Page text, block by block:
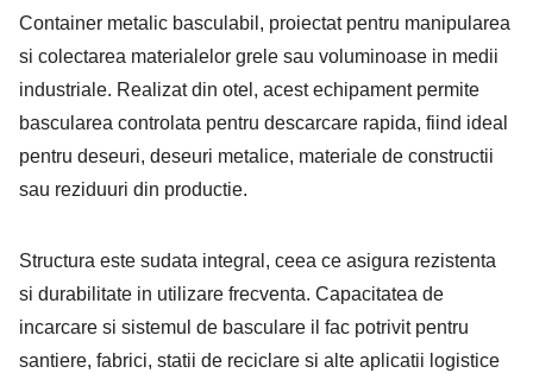
Container metalic basculabil, proiectat pentru manipularea
si colectarea materialelor grele sau voluminoase in medii
industriale. Realizat din otel, acest echipament permite
bascularea controlata pentru descarcare rapida, fiind ideal
pentru deseuri, deseuri metalice, materiale de constructii
sau reziduuri din productie.
Structura este sudata integral, ceea ce asigura rezistenta
si durabilitate in utilizare frecventa. Capacitatea de
incarcare si sistemul de basculare il fac potrivit pentru
santiere, fabrici, statii de reciclare si alte aplicatii logistice